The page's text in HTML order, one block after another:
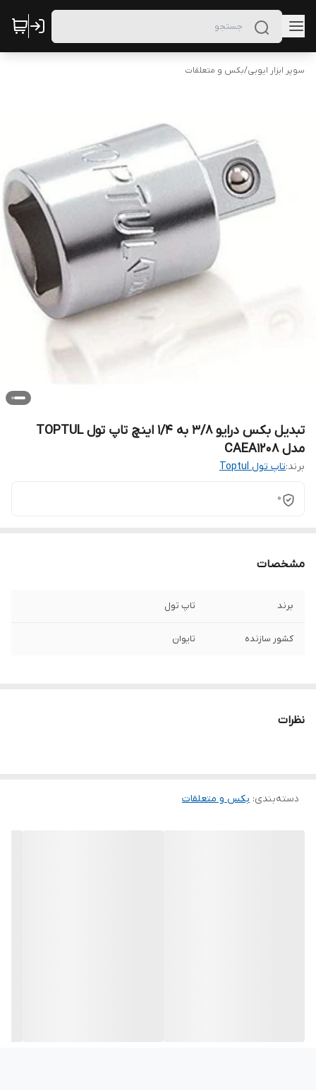
سوپر ابزار ایوبی/بکس و متعلقات
تبدیل بکس درایو 3/8 به 1/4 اینچ تاپ تول TOPTUL
مدل CAEA1208
برند:تاپ تول Toptul
0
مشخصات
برند تاپ تول
کشور سازنده تایوان
نظرات
دسته‌بندی: بکس و متعلقات